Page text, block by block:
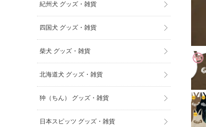
紀州犬 グッズ・雑貨
四国犬 グッズ・雑貨
柴犬 グッズ・雑貨
北海道犬 グッズ・雑貨
狆（ちん） グッズ・雑貨
日本スピッツ グッズ・雑貨